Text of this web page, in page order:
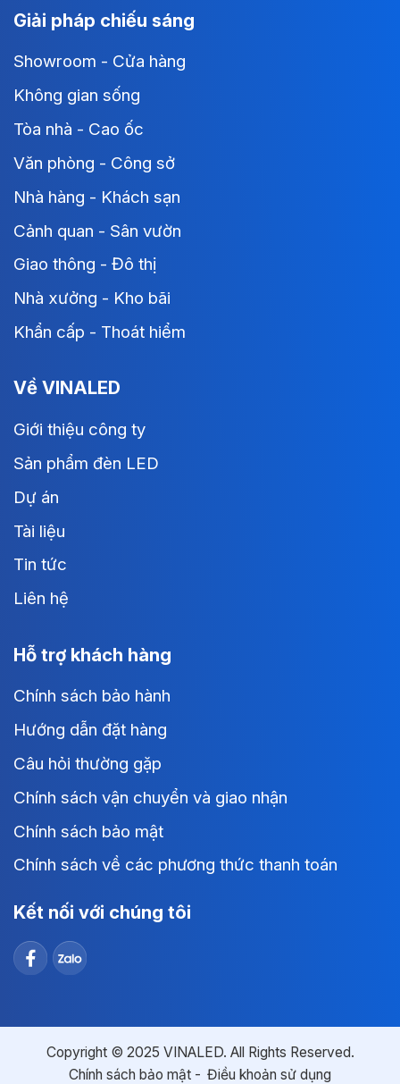
Giải pháp chiếu sáng
Showroom - Cửa hàng
Không gian sống
Tòa nhà - Cao ốc
Văn phòng - Công sở
Nhà hàng - Khách sạn
Cảnh quan - Sân vườn
Giao thông - Đô thị
Nhà xưởng - Kho bãi
Khẩn cấp - Thoát hiểm
Về VINALED
Giới thiệu công ty
Sản phẩm đèn LED
Dự án
Tài liệu
Tin tức
Liên hệ
Hỗ trợ khách hàng
Chính sách bảo hành
Hướng dẫn đặt hàng
Câu hỏi thường gặp
Chính sách vận chuyển và giao nhận
Chính sách bảo mật
Chính sách về các phương thức thanh toán
Kết nối với chúng tôi
Copyright © 2025 VINALED. All Rights Reserved.
Chính sách bảo mật
Điều khoản sử dụng